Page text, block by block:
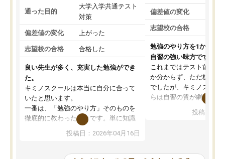
通った目的
大学入学共通テスト
対策
偏差値の変化 上がった
志望校の合格 合格した
良い先生が多く、充実した勉強ができ
た。
キミノスクールは本当に自分に合って
いたと思います。
一番は、「勉強のやり方」そのものを
徹底的に教わったことです。単に知識
を詰め込むのではなく、自学自習の習
慣が身につくよう並走してくれるの
投稿日：2026年04月16日
偏差値の変化
志望校の合格
勉強のやり方を1から教
自習の強い味方です。
これまではテスト前に何
か分からず、ただ机に座
でしたが、キミノスクー
らは自習の質が劇的に変
を明確にしてくれるの
の仕方をコーチングして
投稿日：